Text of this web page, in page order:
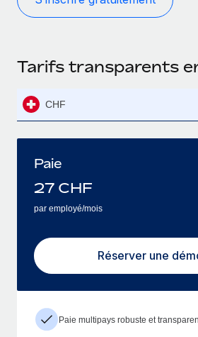
Tarifs transparents
CHF
Paie
27 CHF
par employé/mois
Réserver une
Paie multipays robuste et